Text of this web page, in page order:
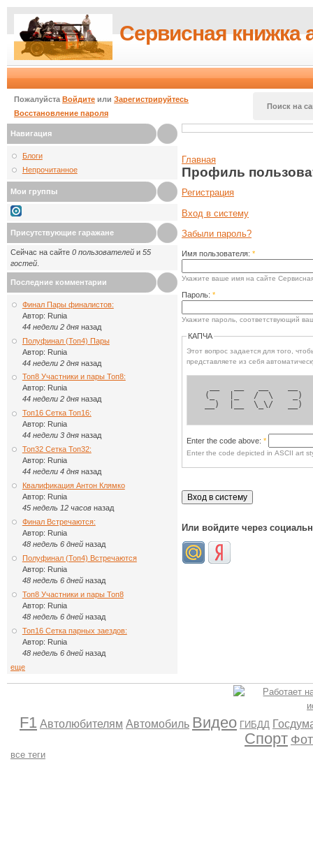
Сервисная книжка
Пожалуйста Войдите или Зарегистрируйтесь
Восстановление пароля
Поиск на
Навигация
Блоги
Непрочитанное
Мои группы
Присутствующие гаражане
Сейчас на сайте 0 пользователей и 55
гостей
Последние комментарии
Финал Пары финалистов:
Автор: Runia
44 недели 2 дняназад
Полуфинал (Топ4) Пары
Автор: Runia
44 недели 2 дняназад
Топ8 Участники и пары Топ8:
Автор: Runia
44 недели 2 дняназад
Топ16 Сетка Топ16:
Автор: Runia
44 недели 3 дняназад
Топ32 Сетка Топ32:
Автор: Runia
44 недели 4 дняназад
Квалификация Антон Клямко
Автор: Runia
45 недель 12 часовназад
Финал Встречаются:
Автор: Runia
48 недель 6 днейназад
Полуфинал (Топ4) Встречаются
Автор: Runia
48 недель 6 днейназад
Топ8 Участники и пары Топ8
Автор: Runia
48 недель 6 днейназад
Топ16 Сетка парных заездов:
Автор: Runia
48 недель 6 днейназад
еще
Главная
Профиль
Регистрация
Вход в систему
Забыли пароль?
Имя пользователя: *
Укажите ваше имя на сайте
Пароль: *
Укажите пароль, соответствующий
КАПЧА
Этот вопрос задается для того, чтобы
представляете из себя
(_   |_   /  \    _)
__)  |__  \_\/   __)
Enter the code above: *
Enter the code depicted in ASCII art
Или войдите через
F1 Автолюбителям Автомобиль Видео ГИБДД
Спорт
все теги